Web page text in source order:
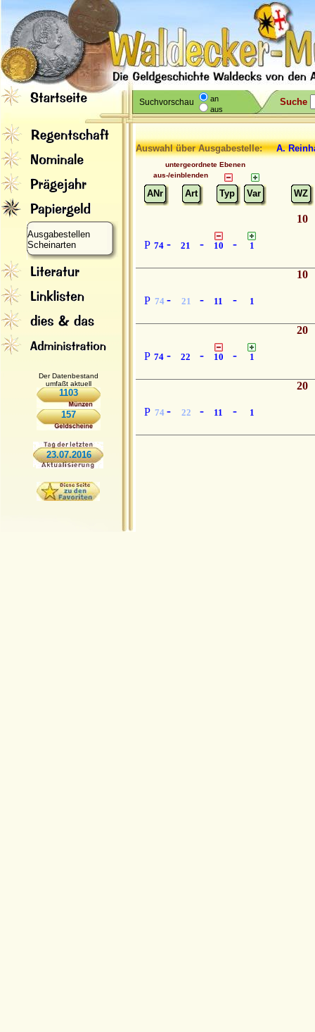
Suchvorschau
an
aus
Suche
Ausgabestellen
Scheinarten
Der Datenbestand
umfaßt aktuell
1103
157
23.07.2016
Auswahl über Ausgabestelle: A.
untergeordnete Ebenen
aus-/einblenden
ANr Art Typ Var WZ
P 74 - 21 - 10 - 1
10
P 74 - 21 - 11 - 1
10
P 74 - 22 - 10 - 1
20
P 74 - 22 - 11 - 1
20